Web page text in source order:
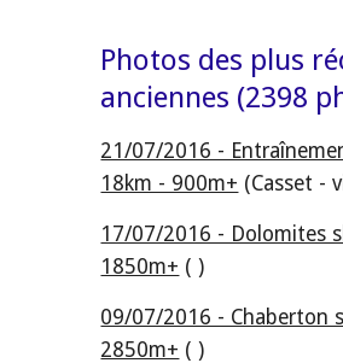
Photos des plus
anciennes (2398
21/07/2016 -
18km - 900m+ (Casset -
17/07/2016 - Dolomites
1850m+ ( )
09/07/2016 - Chaberton
2850m+ ( )